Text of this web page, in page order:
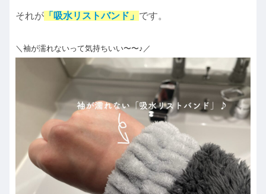
それが 「吸水リストバンド」 です。
＼袖が濡れないって気持ちいい〜〜♪／